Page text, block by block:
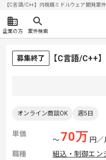
【C言語/C++】内視鏡ミドルウェア開発
企業の方 案件検索
募集終了 【C言語/C++
オンライン商談OK 週5日
単価
〜70万 円／
職種
組込・制御エン